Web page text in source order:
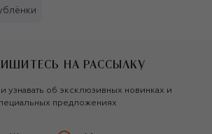
НА РАССЫЛКУ
узнавать об эксклюзивных новинках и
предложениях